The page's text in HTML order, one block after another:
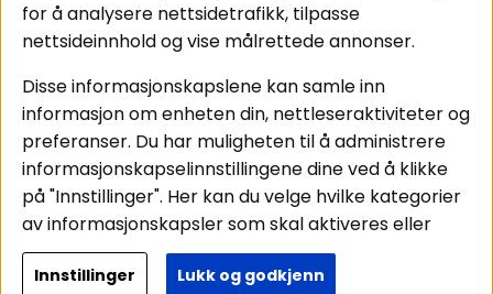
Billyd
Lyd til hjemmet
Pakkeløsninger
Hva passer i bilen
Instagram
Facebook
Youtube
Tiktok
Copyright © 2026 - BRL Electronics
for å analysere nettsidetrafikk, tilpasse
nettsideinnhold og vise målrettede annonser.
Disse informasjonskapslene kan samle inn
informasjon om enheten din, nettleseraktiviteter og
preferanser. Du har muligheten til å administrere
informasjonskapselinnstillingene dine ved å klikke
på "Innstillinger". Her kan du velge hvilke kategorier
av informasjonskapsler som skal aktiveres eller
deaktiveres. Vær oppmerksom på at deaktivering
av noen informasjonskapsler kan påvirke
Innstillinger Lukk og godkjenn